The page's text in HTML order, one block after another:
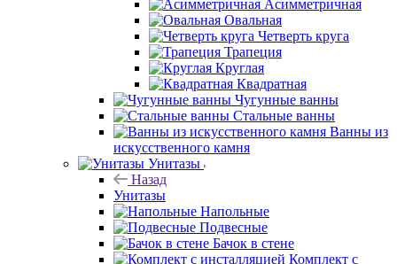
Асимметричная
Овальная
Четверть круга
Трапеция
Круглая
Квадратная
Чугунные ванны
Стальные ванны
Ванны из
искусственного камня
Унитазы
Назад
Унитазы
Напольные
Подвесные
Бачок в стене
Комплект с